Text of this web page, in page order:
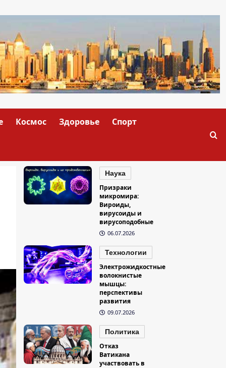
Космос Здоровье Спорт
Наука
Призраки
микромира:
Вироиды,
вирусоиды и
вирусоподобные
06.07.2026
Технологии
Электрожидкостные
волокнистые
мышцы:
перспективы
развития
09.07.2026
Политика
Отказ
Ватикана
участвовать в